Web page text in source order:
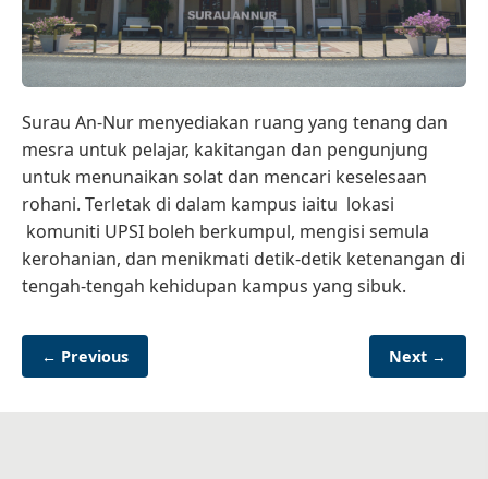
Surau An-Nur menyediakan ruang yang tenang dan
mesra untuk pelajar, kakitangan dan pengunjung
untuk menunaikan solat dan mencari keselesaan
rohani. Terletak di dalam kampus iaitu lokasi
komuniti UPSI boleh berkumpul, mengisi semula
kerohanian, dan menikmati detik-detik ketenangan di
tengah-tengah kehidupan kampus yang sibuk.
← Previous Next →